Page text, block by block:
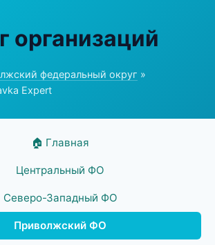
организаций
федеральный округ »
Expert
🏠 Главная
Центральный ФО
Северо-Западный ФО
Приволжский ФО